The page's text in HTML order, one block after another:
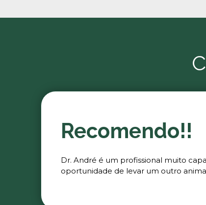
Recomendo!!
Dr. André é um profissional muito
oportunidade de levar um outro